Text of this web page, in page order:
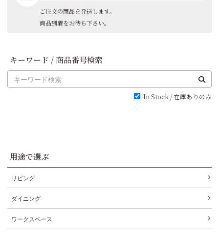
ご注文の商品を発送します。
商品到着をお待ち下さい。
キーワード / 商品番号検索
In Stock / 在庫ありのみ
用途で選ぶ
リビング
ダイニング
ワークスペース